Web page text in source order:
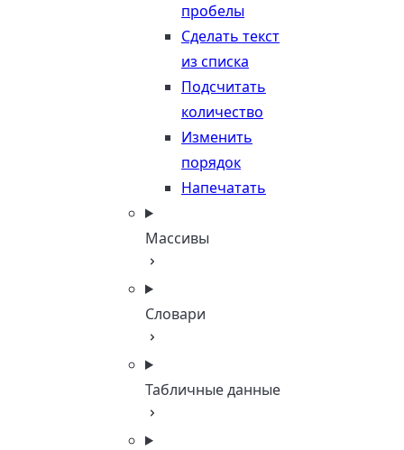
пробелы
Сделать текст
из списка
Подсчитать
количество
Изменить
порядок
Напечатать
Массивы
Словари
Табличные данные